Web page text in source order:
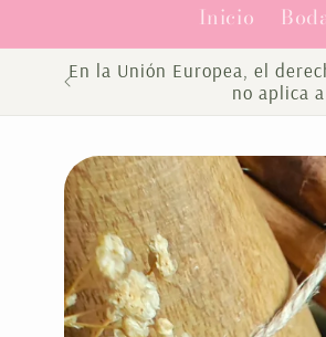
Inicio
En la Unión Europea, el
no aplica
directamente
a la
información
del producto